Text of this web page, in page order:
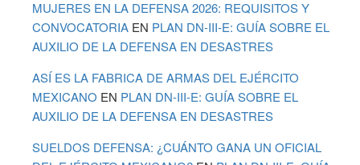
MUJERES EN LA DEFENSA 2026: REQUISITOS Y
CONVOCATORIA EN PLAN DN-III-E: GUÍA SOBRE EL
AUXILIO DE LA DEFENSA EN DESASTRES
ASÍ ES LA FABRICA DE ARMAS DEL EJÉRCITO
MEXICANO EN PLAN DN-III-E: GUÍA SOBRE EL
AUXILIO DE LA DEFENSA EN DESASTRES
SUELDOS DEFENSA: ¿CUÁNTO GANA UN OFICIAL